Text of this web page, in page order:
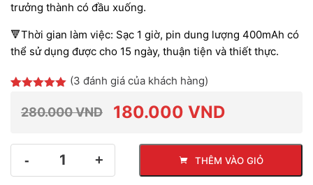
trưởng thành có đầu xuống.
🔻Thời gian làm việc: Sạc 1 giờ, pin dung lượng 400mAh có
thể sử dụng được cho 15 ngày, thuận tiện và thiết thực.
dựa trên
đánh giá
(3 đánh giá của khách hàng)
280.000VND
gốc
180.000 VND
hiện
THÊM VÀO GIỎ